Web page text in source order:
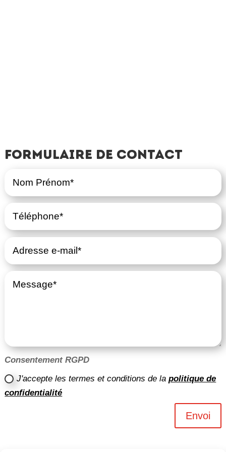
Formulaire de contact
Consentement RGPD
J'accepte les termes et conditions de lapolitique de
confidentialité
Envoi